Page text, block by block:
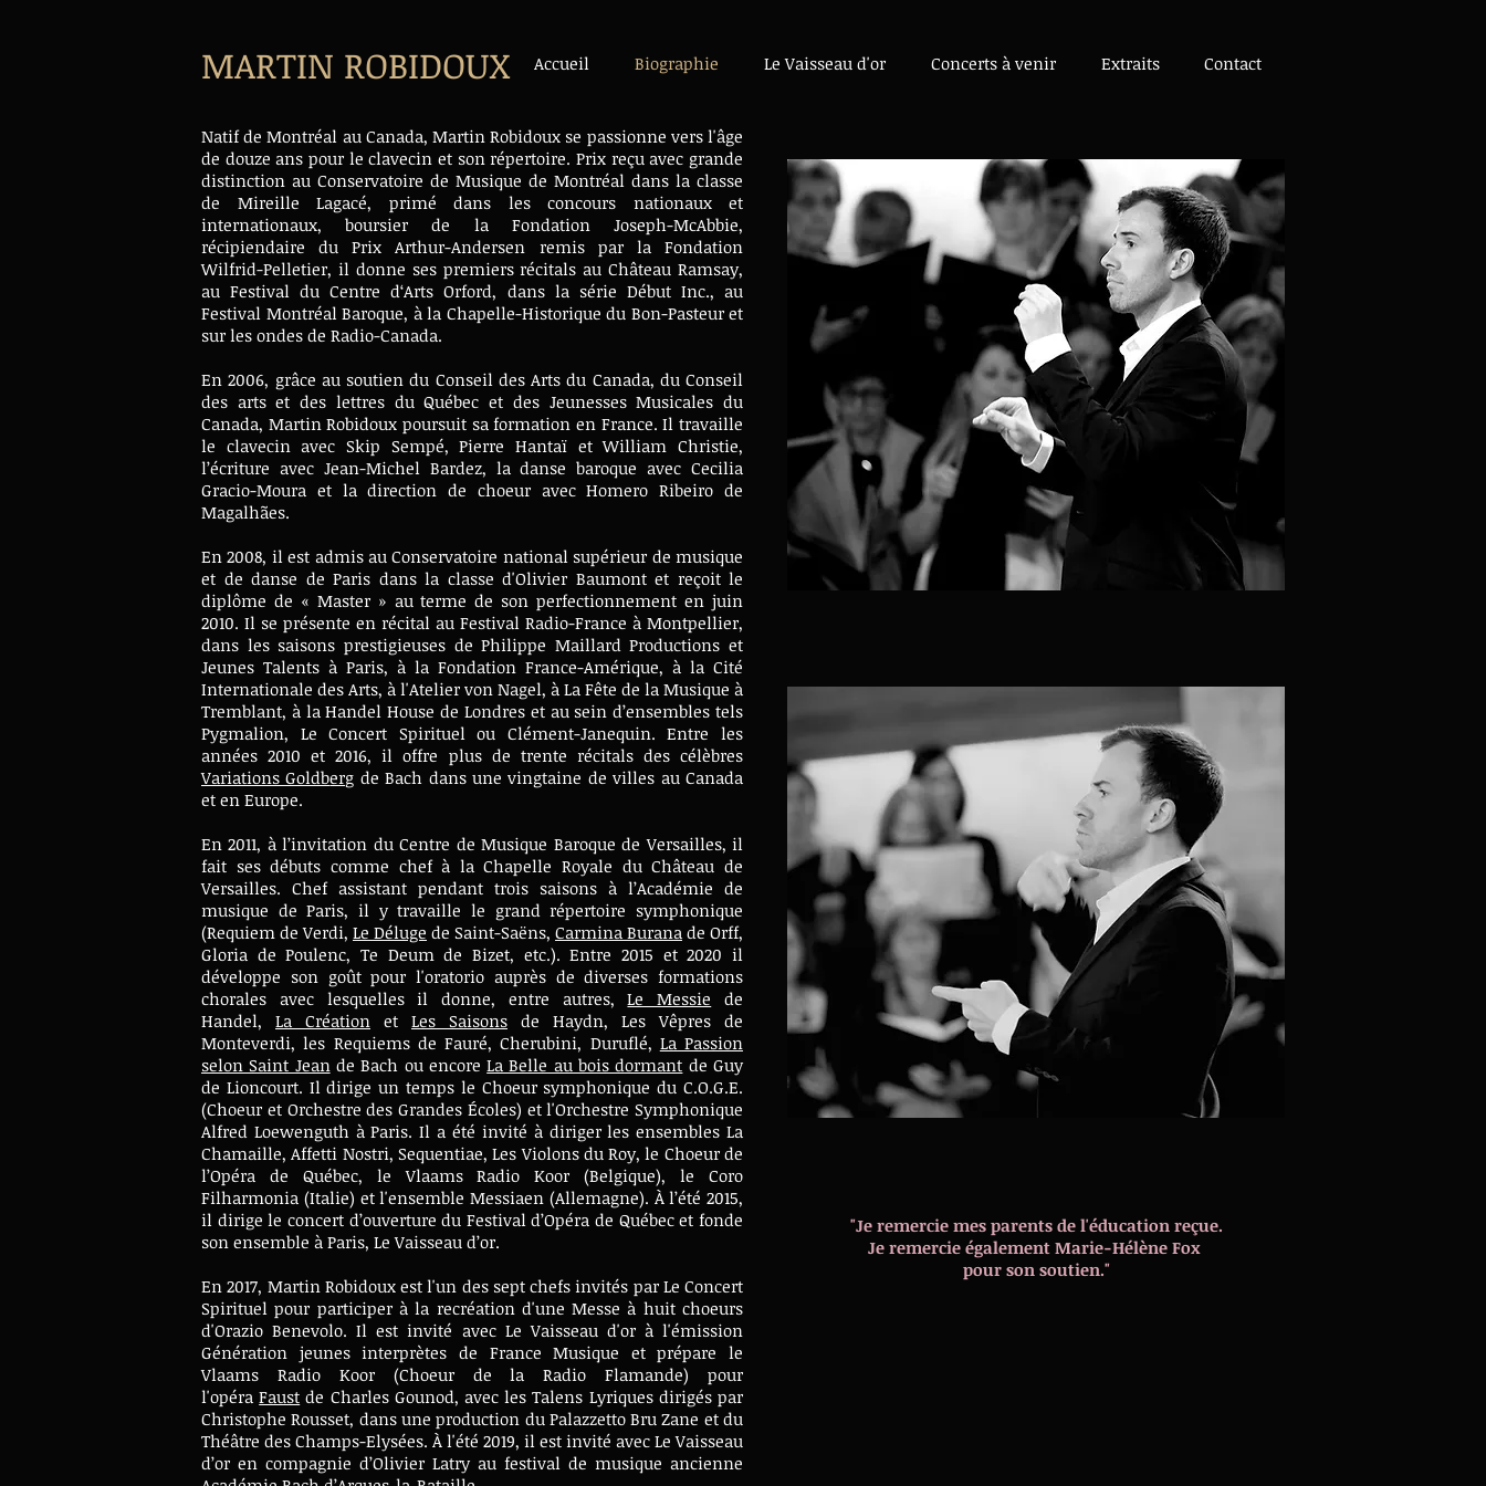
Accueil Biographie Le Vaisseau d'or Concerts à venir Extraits Contact
MARTIN ROBIDOUX
Natif de Montréal au Canada, Martin Robidoux se passionne vers l'âge
de douze ans pour le clavecin et son répertoire. Prix reçu avec grande
distinction au Conservatoire de Musique de Montréal dans la classe
de Mireille Lagacé, primé dans les concours nationaux et
internationaux, boursier de la Fondation Joseph-McAbbie,
récipiendaire du Prix Arthur-Andersen remis par la Fondation
Wilfrid-Pelletier, il donne ses premiers récitals au Château Ramsay,
au Festival du Centre d‘Arts Orford, dans la série Début Inc., au
Festival Montréal Baroque, à la Chapelle-Historique du Bon-Pasteur et
sur les ondes de Radio-Canada.
En 2006, grâce au soutien du Conseil des Arts du Canada, du Conseil
des arts et des lettres du Québec et des Jeunesses Musicales du
Canada, Martin Robidoux poursuit sa formation en France. Il travaille
le clavecin avec Skip Sempé, Pierre Hantaï et William Christie,
l’écriture avec Jean-Michel Bardez, la danse baroque avec Cecilia
Gracio-Moura et la direction de choeur avec Homero Ribeiro de
Magalhães.
En 2008, il est admis au Conservatoire national supérieur de musique
et de danse de Paris dans la classe d'Olivier Baumont et reçoit le
diplôme de « Master » au terme de son perfectionnement en juin
2010. Il se présente en récital au Festival Radio-France à Montpellier,
dans les saisons prestigieuses de Philippe Maillard Productions et
Jeunes Talents à Paris, à la Fondation France-Amérique, à la Cité
Internationale des Arts, à l'Atelier von Nagel, à La Fête de la Musique à
Tremblant, à la Handel House de Londres et au sein d’ensembles tels
Pygmalion, Le Concert Spirituel ou Clément-Janequin. Entre les
années 2010 et 2016, il offre plus de trente récitals des célèbres
Variations Goldberg de Bach dans une vingtaine de villes au Canada
et en Europe.
En 2011, à l’invitation du Centre de Musique Baroque de Versailles, il
fait ses débuts comme chef à la Chapelle Royale du Château de
Versailles. Chef assistant pendant trois saisons à l’Académie de
musique de Paris, il y travaille le grand répertoire symphonique
(Requiem de Verdi, Le Déluge de Saint-Saëns, Carmina Burana de Orff,
Gloria de Poulenc, Te Deum de Bizet, etc.). Entre 2015 et 2020 il
développe son goût pour l'oratorio auprès de diverses formations
chorales avec lesquelles il donne, entre autres,Le Messie de
Handel, La Création et Les Saisons de Haydn, Les Vêpres de
Monteverdi, les Requiems de Fauré, Cherubini, Duruflé, La Passion
selon Saint Jeande Bach ou encoreLa Belle au bois dormant de Guy
de Lioncourt. Il dirige un temps le Choeur symphonique du C.O.G.E.
(Choeur et Orchestre des Grandes Écoles) etl'Orchestre Symphonique
Alfred Loewenguth à Paris.Il a été invité à diriger les ensembles La
Chamaille, Affetti Nostri, Sequentiae, Les Violons du Roy, le Choeur de
l’Opéra de Québec, le Vlaams Radio Koor (Belgique), le Coro
Filharmonia (Italie) et l'ensemble Messiaen (Allemagne). À l’été 2015,
il dirige le concert d’ouverture du Festival d’Opéra de Québec et fonde
son ensemble à Paris, Le Vaisseau d’or.
En 2017, Martin Robidoux est l'un des sept chefs invités par Le Concert
Spirituel pour participer à la recréation d'une Messe à huit choeurs
d'Orazio Benevolo. Il est invité avec Le Vaisseau d'or à l'émission
Génération jeunes interprètes de France Musique et prépare le
Vlaams Radio Koor (Choeur de la Radio Flamande) pour
l'opéraFaust de Charles Gounod, avec les Talens Lyriques dirigés par
Christophe Rousset, dans une production du Palazzetto Bru Zane et du
Théâtre des Champs-Elysées. À l'été 2019, il est invité avec Le Vaisseau
d’or en compagnie d’Olivier Latry au festival de musique ancienne
"Je remercie mes parents de l'éducation reçue.
Je remercie également Marie-Hélène Fox
pour son soutien."